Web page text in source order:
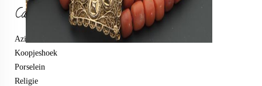
Categorieën
Aziatica
Koopjeshoek
Porselein
Religie